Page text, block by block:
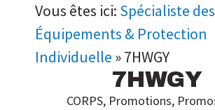
Vous êtes ici: Spécialiste des
Équipements & Protection
Individuelle »7HWGY
7HWGY
CORPS, Promotions,